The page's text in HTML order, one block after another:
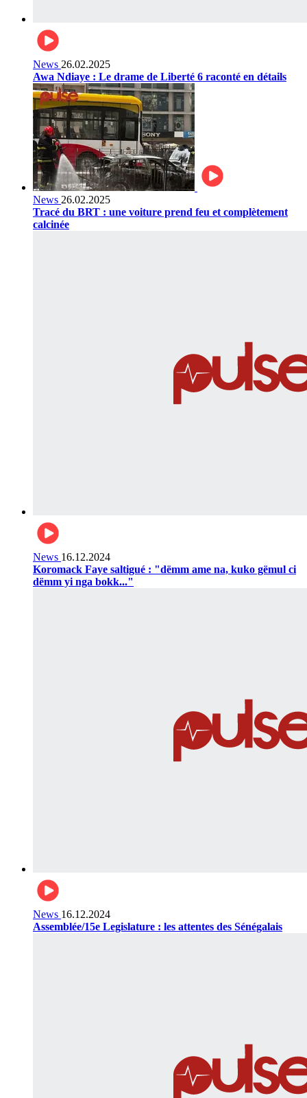
News 26.02.2025
Awa Ndiaye : Le drame de Liberté 6 raconté en détails
News 26.02.2025
Tracé du BRT : une voiture prend feu et complètement
calcinée
News 16.12.2024
Koromack Faye saltigué : "dëmm ame na, kuko gëmul ci
dëmm yi nga bokk..."
News 16.12.2024
Assemblée/15e Legislature : les attentes des Sénégalais